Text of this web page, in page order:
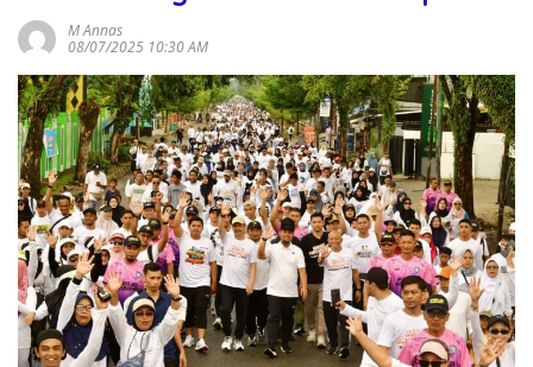
M Annas
08/07/2025 10:30 AM